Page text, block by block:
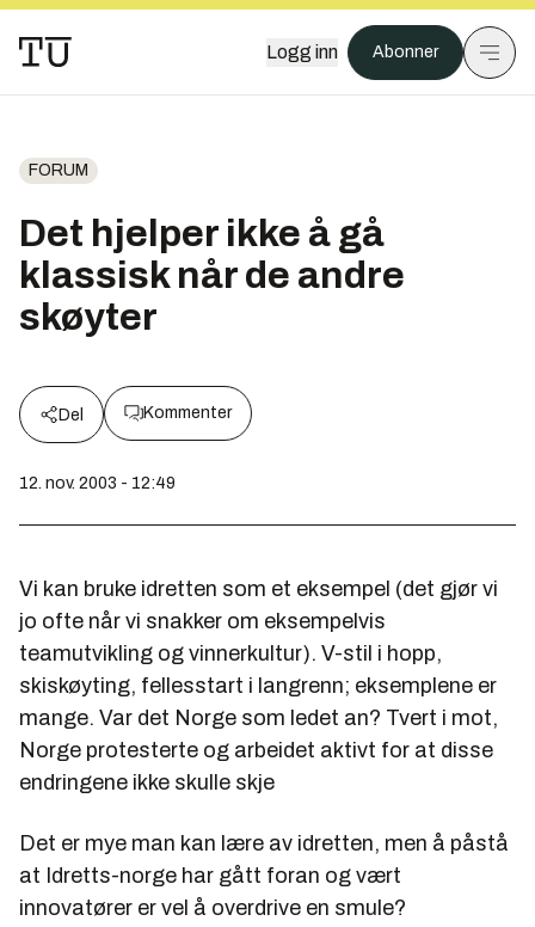
Logg inn Abonner
FORUM
Det hjelper ikke å gå
klassisk når de andre
skøyter
Del Kommenter
12. nov. 2003 - 12:49
Vi kan bruke idretten som et eksempel (det gjør vi
jo ofte når vi snakker om eksempelvis
teamutvikling og vinnerkultur). V-stil i hopp,
skiskøyting, fellesstart i langrenn; eksemplene er
mange. Var det Norge som ledet an? Tvert i mot,
Norge protesterte og arbeidet aktivt for at disse
endringene ikke skulle skje
Det er mye man kan lære av idretten, men å påstå
at Idretts-norge har gått foran og vært
innovatører er vel å overdrive en smule?